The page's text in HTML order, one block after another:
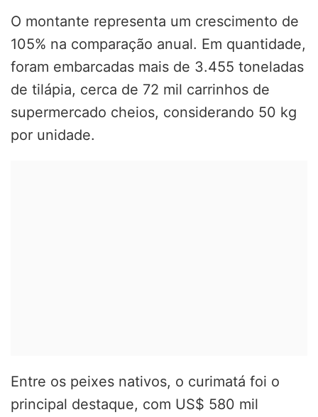
O montante representa um crescimento de
105% na comparação anual. Em quantidade,
foram embarcadas mais de 3.455 toneladas
de tilápia, cerca de 72 mil carrinhos de
supermercado cheios, considerando 50 kg
por unidade.
Entre os peixes nativos, o curimatá foi o
principal destaque, com US$ 580 mil